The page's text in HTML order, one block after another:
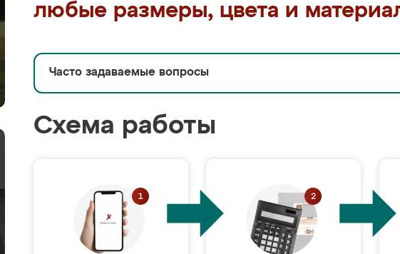
любые размеры, цвета и
Часто задаваемые вопросы
Схема работы